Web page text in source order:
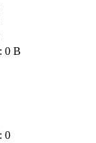
0 B
0